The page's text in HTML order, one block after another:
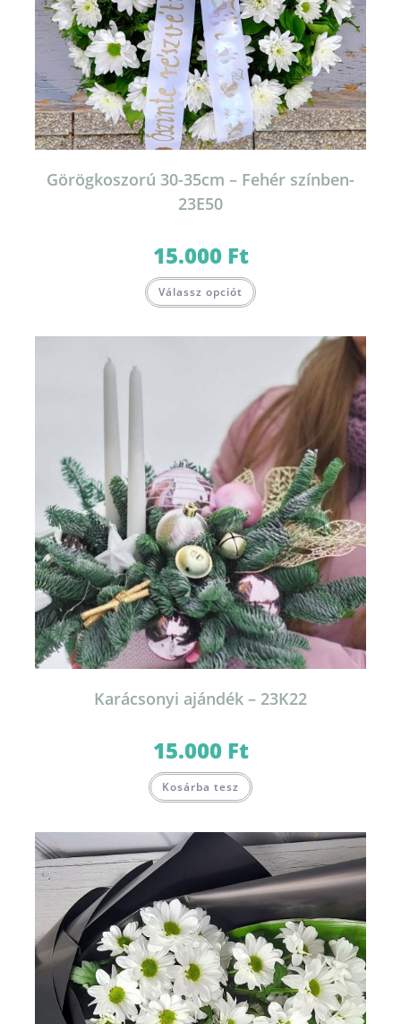
Görögkoszorú 30-35cm – Fehér színben-
23E50
15.000 Ft
Válassz opciót
Karácsonyi ajándék – 23K22
15.000 Ft
Kosárba tesz